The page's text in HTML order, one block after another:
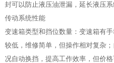
封可以防止液压油泄漏，延长液压系
传动系统性能
变速箱类型和挡位数量：变速箱有
较低，维修简单，但操作相对复杂
况自动换挡，提高工作效率，但价